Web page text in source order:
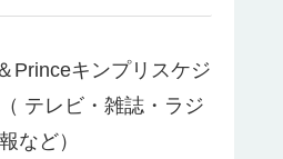
Princeキンプリスケジ
テレビ・雑誌・ラジ
など）